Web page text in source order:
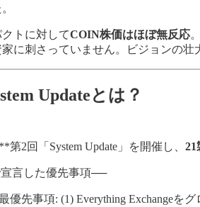
トに対してCOIN株価はほぼ無反応
に刺さっていません。ビジョンの壮
Updateとは？
第2回「System Update」を開催し、 21
宣言した優先事項──
最優先事項: (1) Everything